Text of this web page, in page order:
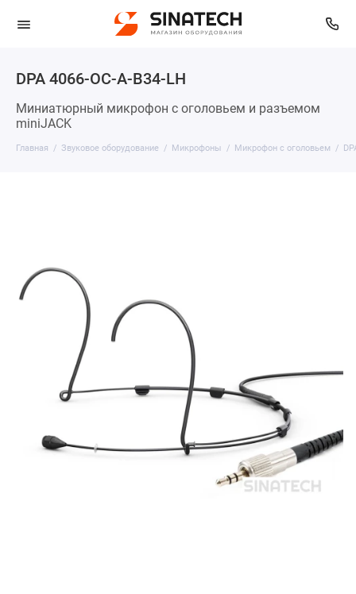
DPA 4066-OC-A-B34-LH
Миниатюрный микрофон с оголовьем и разъемом
miniJACK
Главная Звуковое оборудование Микрофоны Микрофон с оголовьем